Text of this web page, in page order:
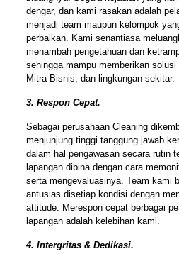
dengar, dan kami rasakan adalah
menjadi team maupun kelompok
perbaikan. Kami senantiasa
menambah pengetahuan dan
sehingga mampu memberikan
Mitra Bisnis, dan lingkungan sekitar.
3. Respon Cepat.
Sebagai perusahaan Cleaning
menjunjung tinggi tanggung jawab
dalam hal pengawasan secara rutin
lapangan dibina dengan cara
serta mengevaluasinya. Team kami
antusias disetiap kondisi dengan
attitude. Merespon cepat berbagai
lapangan adalah kelebihan kami.
4. Intergritas & Dedikasi.